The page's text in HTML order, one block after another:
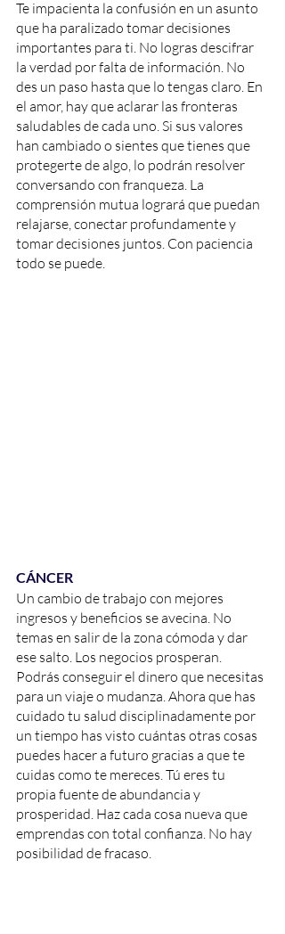
Te impacienta la confusión en un asunto
que ha paralizado tomar decisiones
importantes para ti. No logras descifrar
la verdad por falta de información. No
des un paso hasta que lo tengas claro. En
el amor, hay que aclarar las fronteras
saludables de cada uno. Si sus valores
han cambiado o sientes que tienes que
protegerte de algo, lo podrán resolver
conversando con franqueza. La
comprensión mutua logrará que puedan
relajarse, conectar profundamente y
tomar decisiones juntos. Con paciencia
todo se puede.
CÁNCER
Un cambio de trabajo con mejores
ingresos y beneficios se avecina. No
temas en salir de la zona cómoda y dar
ese salto. Los negocios prosperan.
Podrás conseguir el dinero que necesitas
para un viaje o mudanza. Ahora que has
cuidado tu salud disciplinadamente por
un tiempo has visto cuántas otras cosas
puedes hacer a futuro gracias a que te
cuidas como te mereces. Tú eres tu
propia fuente de abundancia y
prosperidad. Haz cada cosa nueva que
emprendas con total confianza. No hay
posibilidad de fracaso.